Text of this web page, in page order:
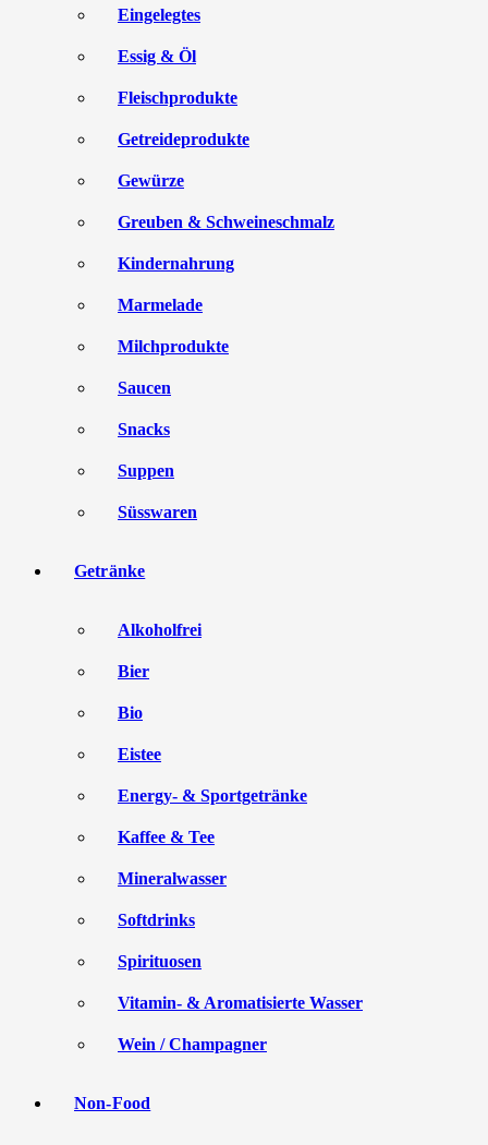
Eingelegtes
Essig & Öl
Fleischprodukte
Getreideprodukte
Gewürze
Greuben & Schweineschmalz
Kindernahrung
Marmelade
Milchprodukte
Saucen
Snacks
Suppen
Süsswaren
Getränke
Alkoholfrei
Bier
Bio
Eistee
Energy- & Sportgetränke
Kaffee & Tee
Mineralwasser
Softdrinks
Spirituosen
Vitamin- & Aromatisierte Wasser
Wein / Champagner
Non-Food